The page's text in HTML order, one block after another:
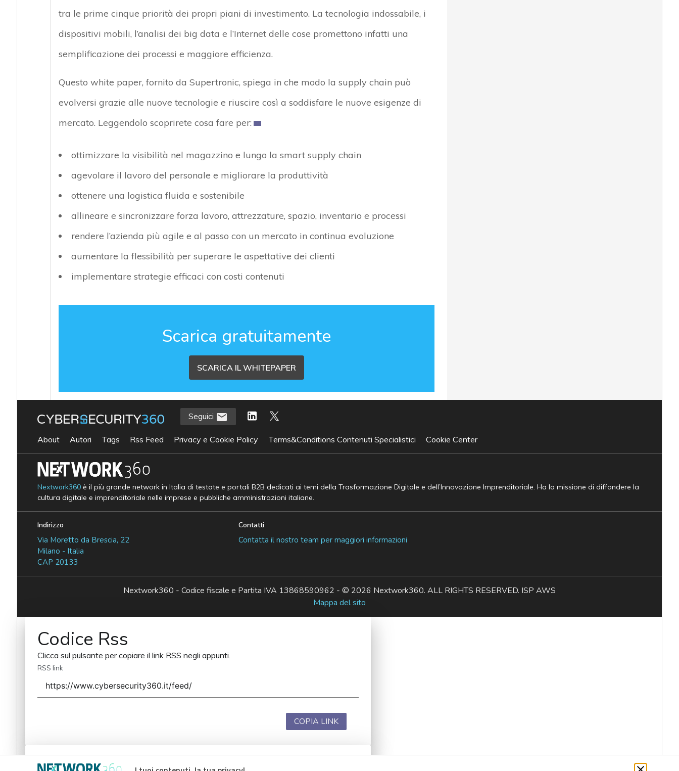
tra le prime cinque priorità dei propri piani di investimento. La tecnologia indossabile, i
dispositivi mobili, l’analisi dei big data e l’Internet delle cose promettono infatti una
semplificazione dei processi e maggiore efficienza.
Questo white paper, fornito da Supertronic, spiega in che modo la supply chain può
evolversi grazie alle nuove tecnologie e riuscire così a soddisfare le nuove esigenze di
mercato. Leggendolo scoprirete cosa fare per:
ottimizzare la visibilità nel magazzino e lungo la smart supply chain
agevolare il lavoro del personale e migliorare la produttività
ottenere una logistica fluida e sostenibile
allineare e sincronizzare forza lavoro, attrezzature, spazio, inventario e processi
rendere l’azienda più agile e al passo con un mercato in continua evoluzione
aumentare la flessibilità per superare le aspettative dei clienti
implementare strategie efficaci con costi contenuti
Scarica gratuitamente
SCARICA IL WHITEPAPER
Seguici
About Autori Tags Rss Feed Privacy e Cookie Policy Terms&Conditions Contenuti Specialistici Cookie Center
Nextwork360è il più grande network in Italia di testate e portali B2B dedicati ai temi della Trasformazione Digitale e dell’Innovazione Imprenditoriale. Ha la missione di diffondere la
cultura digitale e imprenditoriale nelle imprese e pubbliche amministrazioni italiane.
Indirizzo
Via Moretto da Brescia, 22
Milano - Italia
CAP 20133
Contatti
Contatta il nostro team per maggiori informazioni
Nextwork360 - Codice fiscale e Partita IVA 13868590962 - © 2026 Nextwork360. ALL RIGHTS RESERVED. ISP AWS
Mappa del sito
Codice Rss
Clicca sul pulsante per copiare il link RSS negli appunti.
RSS link
COPIA LINK